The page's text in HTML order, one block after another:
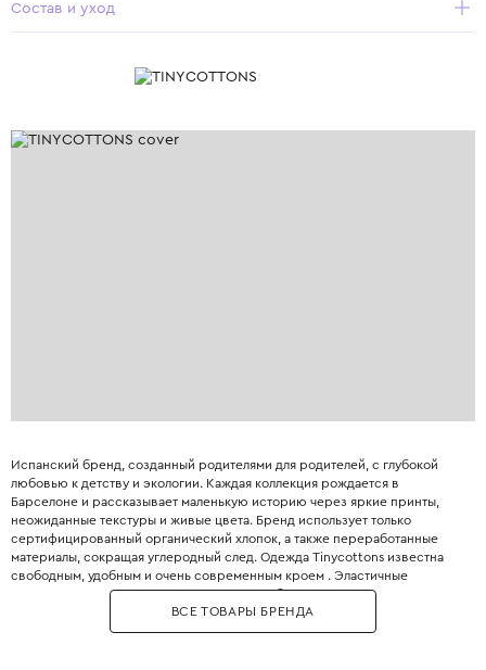
Состав и уход
Испанский бренд, созданный родителями для родителей, с глубокой
любовью к детству и экологии. Каждая коллекция рождается в
Барселоне и рассказывает маленькую историю через яркие принты,
неожиданные текстуры и живые цвета. Бренд использует только
сертифицированный органический хлопок, а также переработанные
материалы, сокращая углеродный след. Одежда Tinycottons известна
свободным, удобным и очень современным кроем . Эластичные
манжеты, мягкие резинки и плоские швы обеспечивают максимальную
свободу движений для игр и сна. Принты являются визитной карточкой
бренда: забавные животные, абстрактные узоры, коллаборации с
ВСЕ ТОВАРЫ БРЕНДА